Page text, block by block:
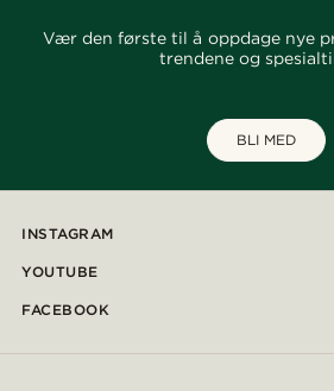
Vær den første til å oppdage nye
trendene og
BLI MED
INSTAGRAM
YOUTUBE
FACEBOOK